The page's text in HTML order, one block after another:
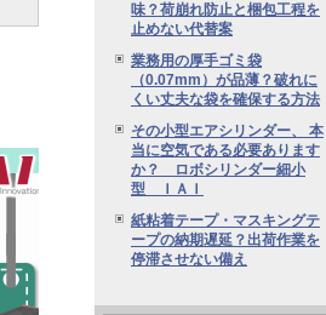
味？荷崩れ防止と梱包工程を
止めない代替案
業務用の厚手ゴミ袋
（0.07mm）が品薄？破れに
くい丈夫な袋を確保する方法
その小型エアシリンダー、 本
当に空気である必要あります
か？ ロボシリンダー細小
型 ＩＡＩ
紙粘着テープ・マスキングテ
ープの納期遅延？出荷作業を
停滞させない備え